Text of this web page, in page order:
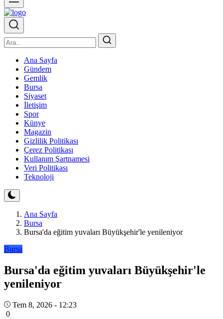
Ana Sayfa
Gündem
Gemlik
Bursa
Siyaset
İletişim
Spor
Künye
Magazin
Gizlilik Politikası
Çerez Politikası
Kullanım Şartnamesi
Veri Politikası
Teknoloji
Ana Sayfa
Bursa
Bursa'da eğitim yuvaları Büyükşehir'le yenileniyor
Bursa
Bursa'da eğitim yuvaları Büyükşehir'le
yenileniyor
Tem 8, 2026 - 12:23
0